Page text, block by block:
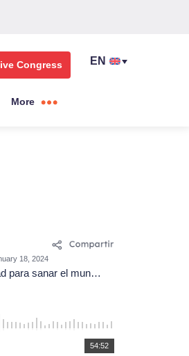
Congress
More
18, 2024
Ep.41 Fraternidad para sanar el mundo: Educar para un futuro sostenible, Conclusiones del XXVIII CIEC – República Dominicana 2024.
54:52